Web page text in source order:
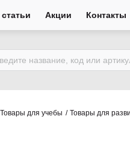
Акции Контакты
Товары для учебы Товары для